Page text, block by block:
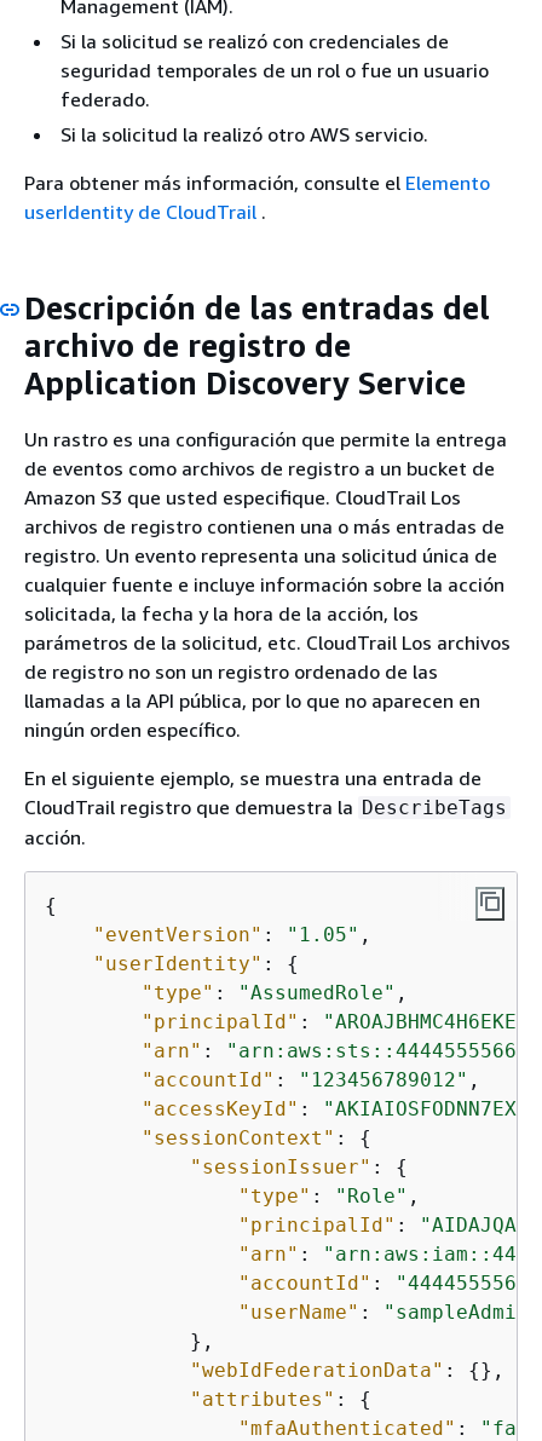
Management (IAM).
Si la solicitud se realizó con credenciales de
seguridad temporales de un rol o fue un usuario
federado.
Si la solicitud la realizó otro AWS servicio.
Para obtener más información, consulte el Elemento
userIdentity de CloudTrail .
Descripción de las entradas del
archivo de registro de
Application Discovery Service
Un rastro es una configuración que permite la entrega
de eventos como archivos de registro a un bucket de
Amazon S3 que usted especifique. CloudTrail Los
archivos de registro contienen una o más entradas de
registro. Un evento representa una solicitud única de
cualquier fuente e incluye información sobre la acción
solicitada, la fecha y la hora de la acción, los
parámetros de la solicitud, etc. CloudTrail Los archivos
de registro no son un registro ordenado de las
llamadas a la API pública, por lo que no aparecen en
ningún orden específico.
En el siguiente ejemplo, se muestra una entrada de
CloudTrail registro que demuestra la DescribeTags
acción.
{
"eventVersion" : "1.05" ,
"userIdentity" : {
"type" : "AssumedRole" ,
"principalId" :
"arn" :
"accountId" : "123456789012" ,
"accessKeyId" :
"sessionContext" : {
"sessionIssuer" : {
"type" : "Role" ,
"principalId" :
"arn" :
"accountId" :
"userName" :
"sampleAdmin"
            },
"webIdFederationData" : {},
"attributes" : {
"mfaAuthenticated" :